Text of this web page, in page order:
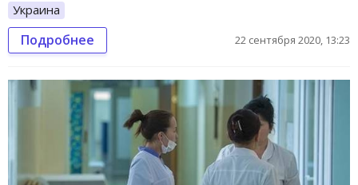
Украина
Подробнее 22 сентября 2020, 13:23